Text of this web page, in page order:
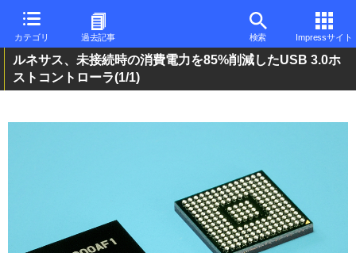
カテゴリ 過去記事 検索 Impressサイト
ルネサス、未接続時の消費電力を85%削減したUSB 3.0ホ
ストコントローラ(1/1)